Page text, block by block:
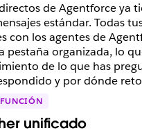
de Agentforce ya
estándar. Todas
con los agentes de
pestaña organizada, lo
de lo que has
y por dónde
unificado